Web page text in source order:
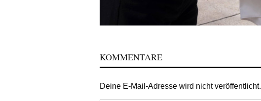
KOMMENTARE
Deine E-Mail-Adresse wird nicht veröffentlicht.